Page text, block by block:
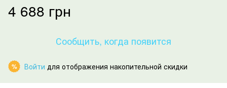
4 688 грн
Сообщить, когда появится
% Войти для отображения накопительной скидки